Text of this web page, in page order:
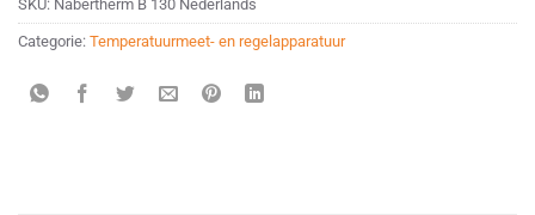
SKU: Nabertherm B 130 Nederlands
Categorie: Temperatuurmeet- en regelapparatuur